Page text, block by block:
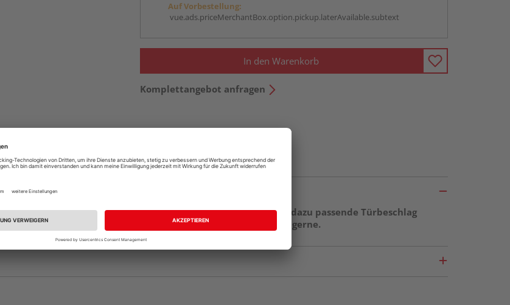
Auf Vorbestellung:
vue.ads.priceMerchantBox.option.pickup.laterAvailable.subtext
In den Warenkorb
Komplettangebot anfragen
sich nur um ein Türblatt, die dazu passende Zarge sowie der dazu passende Türbeschlag
nicht bereits vorhanden. Ihr HolzLand-Fachhändler berät Sie gerne.